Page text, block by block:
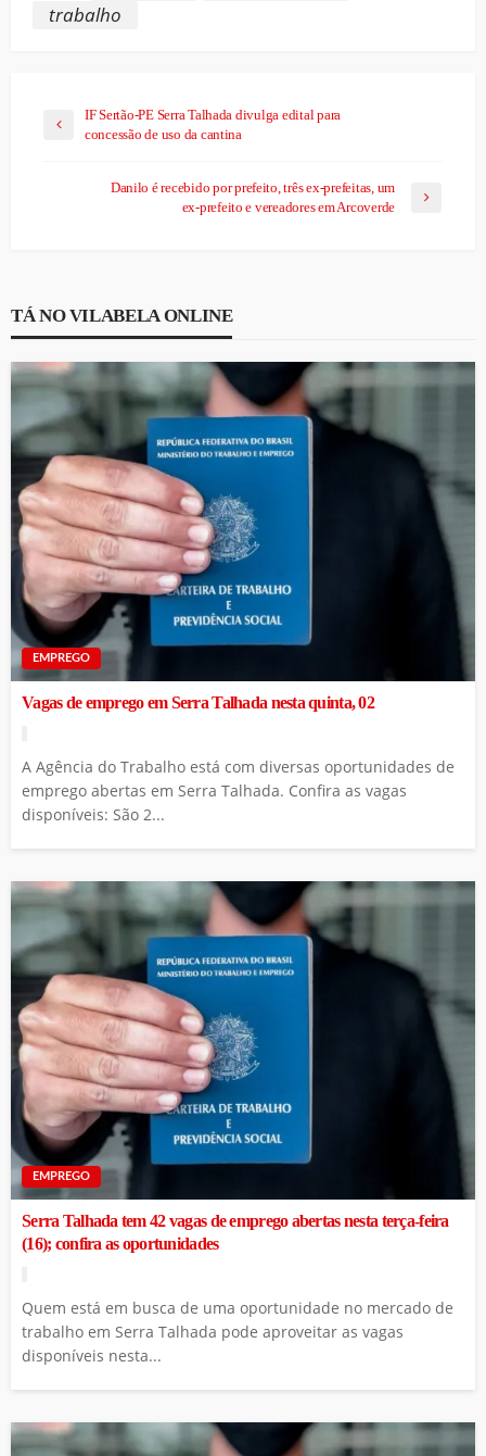
trabalho
IF Sertão-PE Serra Talhada divulga edital para
concessão de uso da cantina
Danilo é recebido por prefeito, três ex-prefeitas, um
ex-prefeito e vereadores em Arcoverde
TÁ NO VILABELA ONLINE
EMPREGO
Vagas de emprego em Serra Talhada nesta quinta, 02
A Agência do Trabalho está com diversas oportunidades de
emprego abertas em Serra Talhada. Confira as vagas
disponíveis: São 2...
EMPREGO
Serra Talhada tem 42 vagas de emprego abertas nesta terça-feira
(16); confira as oportunidades
Quem está em busca de uma oportunidade no mercado de
trabalho em Serra Talhada pode aproveitar as vagas
disponíveis nesta...